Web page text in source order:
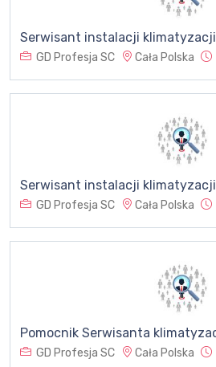
Serwisant instalacji
GD Profesja SC Cała Polska
Serwisant instalacji
GD Profesja SC Cała Polska
Pomocnik Serwisanta
GD Profesja SC Cała Polska